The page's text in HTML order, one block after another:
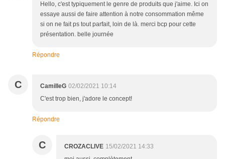
Hello, c'est typiquement le genre de produits que j'aime. Ici on
essaye aussi de faire attention à notre consommation même
si on ne fait ps tout parfait, loin de là. merci bcp pour cette
présentation. belle journée
Répondre
C CamilleG 02/02/2021 10:14
C'est trop bien, j'adore le concept!
Répondre
C CROZACLIVE 15/02/2021 14:33